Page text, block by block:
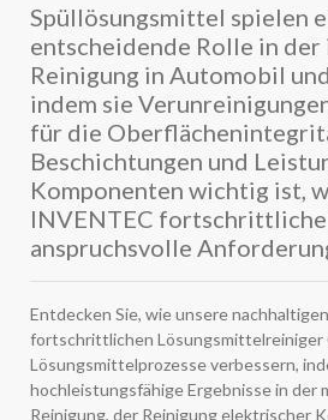
Spüllösungsmittel spielen
entscheidende Rolle in
Reinigung in Automobil
indem sie
für die
Beschichtungen und
Komponenten wichtig ist,
INVENTEC fortschrittliche
anspruchsvolle
Entdecken Sie, wie unsere
fortschrittlichen Lösungsmittelreiniger
Lösungsmittelprozesse verbessern,
hochleistungsfähige Ergebnisse in der
Reinigung, der Reinigung elektrischer